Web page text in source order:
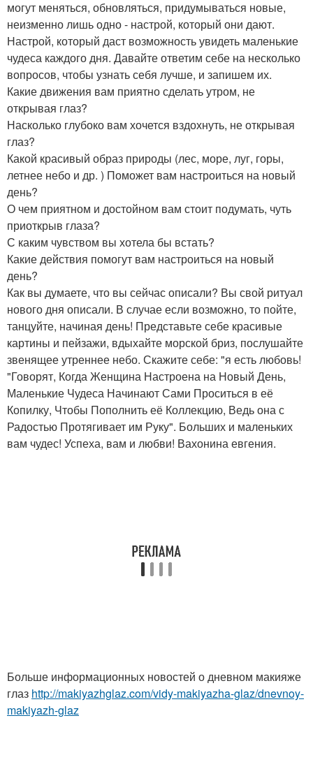
могут меняться, обновляться, придумываться новые,
неизменно лишь одно - настрой, который они дают.
Настрой, который даст возможность увидеть маленькие
чудеса каждого дня. Давайте ответим себе на несколько
вопросов, чтобы узнать себя лучше, и запишем их.
Какие движения вам приятно сделать утром, не
открывая глаз?
Насколько глубоко вам хочется вздохнуть, не открывая
глаз?
Какой красивый образ природы (лес, море, луг, горы,
летнее небо и др. ) Поможет вам настроиться на новый
день?
О чем приятном и достойном вам стоит подумать, чуть
приоткрыв глаза?
С каким чувством вы хотела бы встать?
Какие действия помогут вам настроиться на новый
день?
Как вы думаете, что вы сейчас описали? Вы свой ритуал
нового дня описали. В случае если возможно, то пойте,
танцуйте, начиная день! Представьте себе красивые
картины и пейзажи, вдыхайте морской бриз, послушайте
звенящее утреннее небо. Скажите себе: "я есть любовь!
"Говорят, Когда Женщина Настроена на Новый День,
Маленькие Чудеса Начинают Сами Проситься в её
Копилку, Чтобы Пополнить её Коллекцию, Ведь она с
Радостью Протягивает им Руку". Больших и маленьких
вам чудес! Успеха, вам и любви! Вахонина евгения.
Больше информационных новостей о дневном макияже
глаз http://makiyazhglaz.com/vidy-makiyazha-glaz/dnevnoy-
makiyazh-glaz